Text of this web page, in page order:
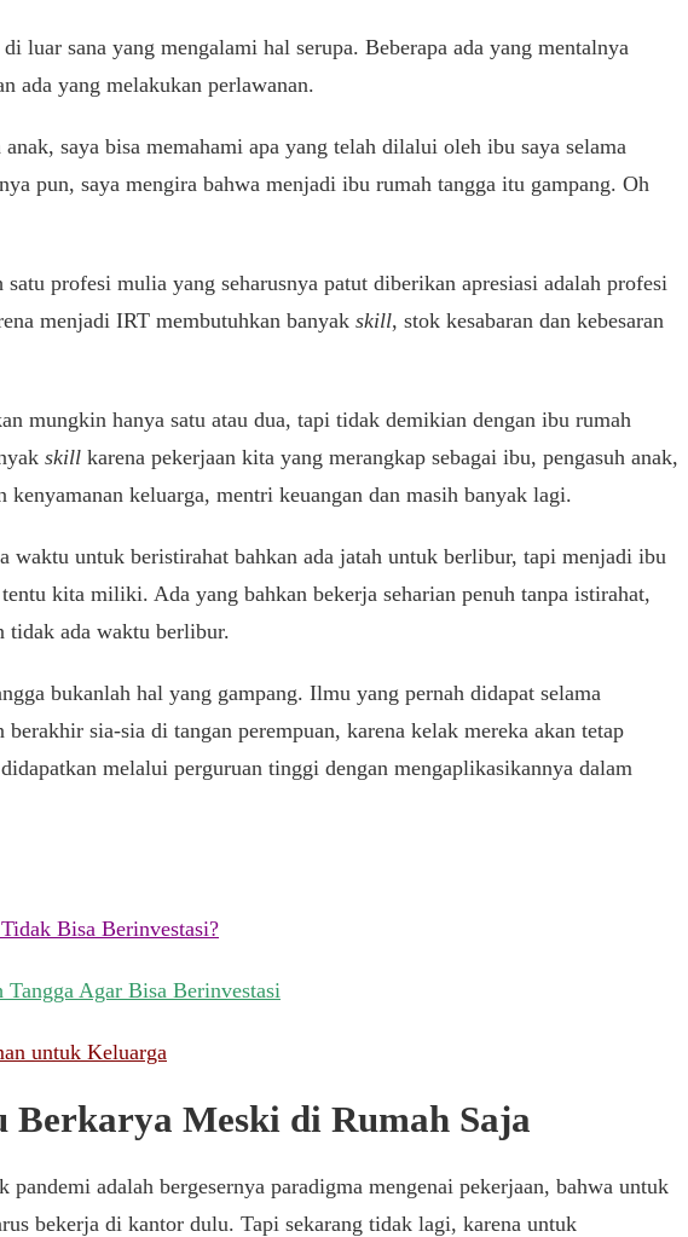
luar sana yang mengalami hal serupa. Beberapa ada yang mentalnya
ada yang melakukan perlawanan.
saya bisa memahami apa yang telah dilalui oleh ibu saya selama
pun, saya mengira bahwa menjadi ibu rumah tangga itu gampang. Oh
profesi mulia yang seharusnya patut diberikan apresiasi adalah profesi
menjadi IRT membutuhkan banyak skill, stok kesabaran dan kebesaran
mungkin hanya satu atau dua, tapi tidak demikian dengan ibu rumah
skill karena pekerjaan kita yang merangkap sebagai ibu, pengasuh anak,
kenyamanan keluarga, mentri keuangan dan masih banyak lagi.
waktu untuk beristirahat bahkan ada jatah untuk berlibur, tapi menjadi ibu
kita miliki. Ada yang bahkan bekerja seharian penuh tanpa istirahat,
ada waktu berlibur.
bukanlah hal yang gampang. Ilmu yang pernah didapat selama
sia-sia di tangan perempuan, karena kelak mereka akan tetap
melalui perguruan tinggi dengan mengaplikasikannya dalam
Bisa Berinvestasi?
Agar Bisa Berinvestasi
untuk Keluarga
Berkarya Meski di Rumah Saja
pandemi adalah bergesernya paradigma mengenai pekerjaan, bahwa untuk
bekerja di kantor dulu. Tapi sekarang tidak lagi, karena untuk